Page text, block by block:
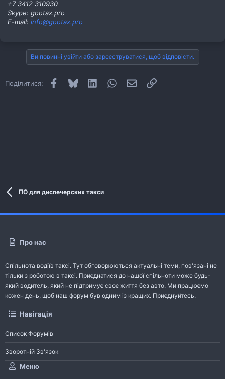
+7 3412 310930
Skype: gootax.pro
E-mail: info@gootax.pro
Ви повинні увійти або зареєструватися, щоб відповісти.
Поділитися: Facebook
Bluesky LinkedInWhatsApp
E-mailПосилання
ПО для диспечерских такси
Про нас
Спільнота водіїв таксі. Тут обговорюються актуальні теми, пов'язані не
тільки з роботою в таксі. Приєднатися до нашої спільноти може будь-
який водитель, який не підтримує своє життя без авто. Ми працюємо
кожен день, щоб наш форум був одним із кращих. Приєднуйтесь.
Навігація
Список Форумів
Зворотній Зв'язок
Меню